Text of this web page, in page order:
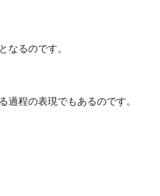
るのです。
程の表現でもあるのです。